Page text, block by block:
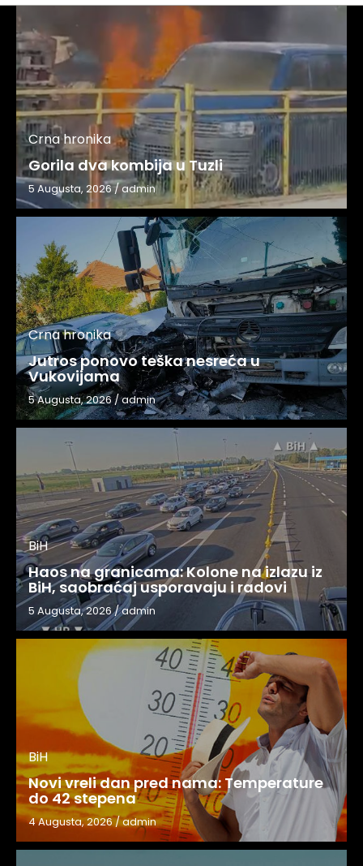
Crna hronika
Gorila dva kombija u Tuzli
5 Augusta, 2026/admin
Crna hronika
Jutros ponovo teška nesreća u
Vukovijama
5 Augusta, 2026/admin
BiH
Haos na granicama: Kolone na izlazu iz
BiH, saobraćaj usporavaju i radovi
5 Augusta, 2026/admin
BiH
Novi vreli dan pred nama: Temperature
do 42 stepena
4 Augusta, 2026/admin